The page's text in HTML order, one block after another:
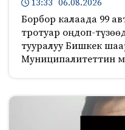
13:33 06.08.2026
Борбор калаада 99
тротуар оңдоп-
тууралуу Бишкек
Муниципалитеттин